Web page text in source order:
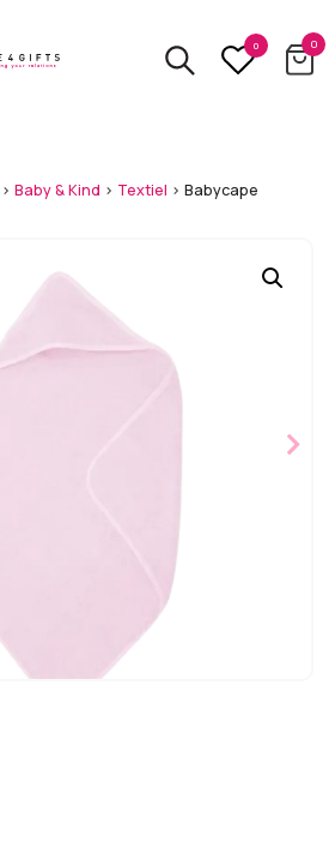
0 0
> Baby & Kind > Textiel > Babycape